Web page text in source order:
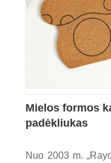
Mielos formos
padėkliukas
Nuo 2003 m.